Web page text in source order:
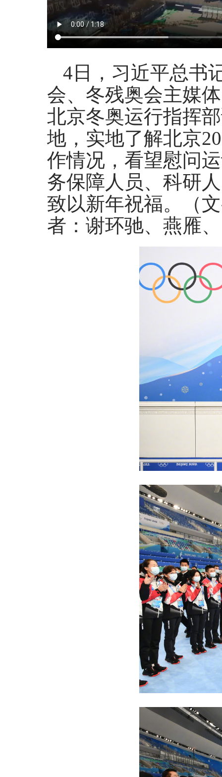
4日，习近平总书
会、冬残奥会主媒
北京冬奥运行指挥
地，实地了解北京
作情况，看望慰问
务保障人员、科研
致以新年祝福。（
者：谢环驰、燕雁